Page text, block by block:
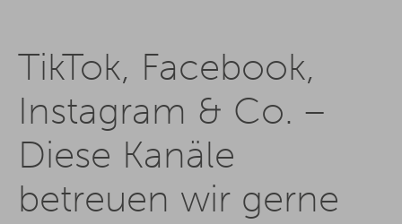
TikTok, Facebook,
Instagram & Co. –
Diese Kanäle
betreuen wir gerne